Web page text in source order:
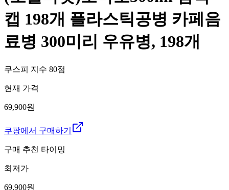
캡 198개 플라스틱공병 카페음
료병 300미리 우유병, 198개
쿠스피 지수 80점
현재 가격
69,900원
쿠팡에서 구매하기
구매 추천 타이밍
최저가
69,900원